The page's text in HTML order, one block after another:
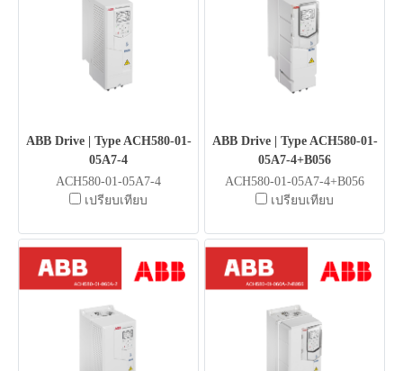
ABB Drive | Type ACH580-01-
05A7-4
ACH580-01-05A7-4
เปรียบเทียบ
ABB Drive | Type ACH580-01-
05A7-4+B056
ACH580-01-05A7-4+B056
เปรียบเทียบ